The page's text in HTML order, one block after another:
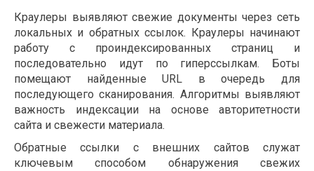
Краулеры выявляют свежие документы через сеть
локальных и обратных ссылок. Краулеры начинают
работу с проиндексированных страниц и
последовательно идут по гиперссылкам. Боты
помещают найденные URL в очередь для
последующего сканирования. Алгоритмы выявляют
важность индексации на основе авторитетности
сайта и свежести материала.
Обратные ссылки с внешних сайтов служат
ключевым способом обнаружения свежих